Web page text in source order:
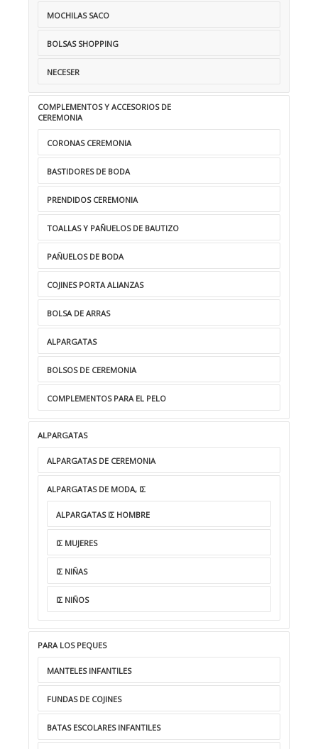
MOCHILAS SACO
BOLSAS SHOPPING
NECESER
COMPLEMENTOS Y ACCESORIOS DE
CEREMONIA
CORONAS CEREMONIA
BASTIDORES DE BODA
PRENDIDOS CEREMONIA
TOALLAS Y PAÑUELOS DE BAUTIZO
PAÑUELOS DE BODA
COJINES PORTA ALIANZAS
BOLSA DE ARRAS
ALPARGATAS
BOLSOS DE CEREMONIA
COMPLEMENTOS PARA EL PELO
ALPARGATAS
ALPARGATAS DE CEREMONIA
ALPARGATAS DE MODA, ΙΣ
ALPARGATAS ΙΣ HOMBRE
ΙΣ MUJERES
ΙΣ NIÑAS
ΙΣ NIÑOS
PARA LOS PEQUES
MANTELES INFANTILES
FUNDAS DE COJINES
BATAS ESCOLARES INFANTILES